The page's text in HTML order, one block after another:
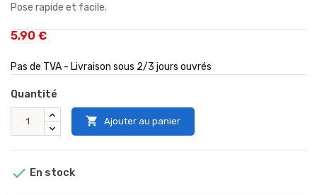
Pose rapide et facile.
5,90 €
Pas de TVA - Livraison sous 2/3 jours ouvrés
Quantité
 Ajouter au panier
 En stock